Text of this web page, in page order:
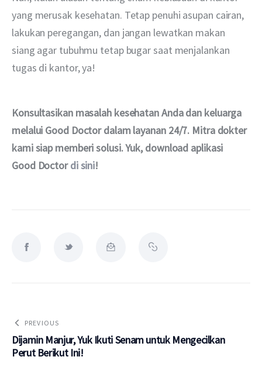
yang merusak kesehatan. Tetap penuhi asupan cairan,
lakukan peregangan, dan jangan lewatkan makan
siang agar tubuhmu tetap bugar saat menjalankan
tugas di kantor, ya!
Konsultasikan masalah kesehatan Anda dan keluarga
melalui Good Doctor dalam layanan 24/7. Mitra dokter
kami siap memberi solusi. Yuk, download aplikasi
Good Doctor di sini!
PREVIOUS
Dijamin Manjur, Yuk Ikuti Senam untuk Mengecilkan
Perut Berikut Ini!